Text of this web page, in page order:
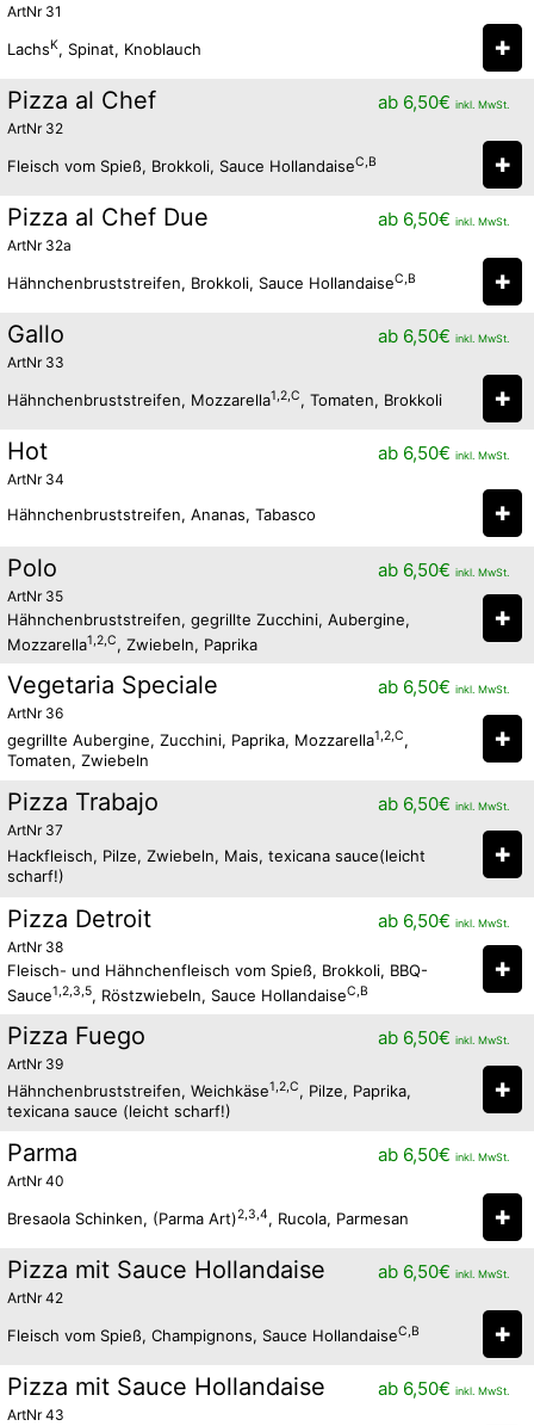
ArtNr 31
LachsK, Spinat, Knoblauch ✚
Pizza al Chef
ArtNr 32
ab 6,50€ inkl. MwSt.
Fleisch vom Spieß, Brokkoli, Sauce HollandaiseC,B ✚
Pizza al Chef Due
ArtNr 32a
ab 6,50€ inkl. MwSt.
Hähnchenbruststreifen, Brokkoli, Sauce HollandaiseC,B ✚
Gallo
ArtNr 33
ab 6,50€ inkl. MwSt.
Hähnchenbruststreifen, Mozzarella1,2,C, Tomaten, Brokkoli ✚
Hot
ArtNr 34
ab 6,50€ inkl. MwSt.
Hähnchenbruststreifen, Ananas, Tabasco ✚
Polo
ArtNr 35
ab 6,50€ inkl. MwSt.
Hähnchenbruststreifen, gegrillte Zucchini, Aubergine,
Mozzarella1,2,C, Zwiebeln, Paprika
✚
Vegetaria Speciale
ArtNr 36
ab 6,50€ inkl. MwSt.
gegrillte Aubergine, Zucchini, Paprika, Mozzarella1,2,C,
Tomaten, Zwiebeln
✚
Pizza Trabajo
ArtNr 37
ab 6,50€ inkl. MwSt.
Hackfleisch, Pilze, Zwiebeln, Mais, texicana sauce(leicht
scharf!)
✚
Pizza Detroit
ArtNr 38
ab 6,50€ inkl. MwSt.
Fleisch- und Hähnchenfleisch vom Spieß, Brokkoli, BBQ-
Sauce1,2,3,5, Röstzwiebeln, Sauce HollandaiseC,B
✚
Pizza Fuego
ArtNr 39
ab 6,50€ inkl. MwSt.
Hähnchenbruststreifen, Weichkäse1,2,C, Pilze, Paprika,
texicana sauce (leicht scharf!)
✚
Parma
ArtNr 40
ab 6,50€ inkl. MwSt.
Bresaola Schinken, (Parma Art)2,3,4, Rucola, Parmesan ✚
Pizza mit Sauce Hollandaise
ArtNr 42
ab 6,50€ inkl. MwSt.
Fleisch vom Spieß, Champignons, Sauce HollandaiseC,B ✚
Pizza mit Sauce Hollandaise
ArtNr 43
ab 6,50€ inkl. MwSt.